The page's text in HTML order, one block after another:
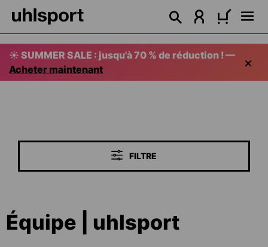
principal
☀️ SUMMER SALE : jusqu'à 70 % de réduction ! —
Acheter maintenant
FILTRE
Équipe | uhlsport